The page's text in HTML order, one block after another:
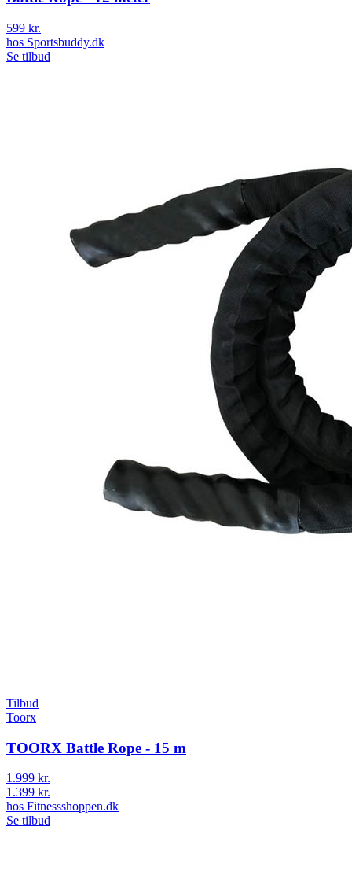
599 kr.
hos Sportsbuddy.dk
Se tilbud
Tilbud
Toorx
TOORX Battle Rope - 15 m
1.999 kr.
1.399 kr.
hos Fitnessshoppen.dk
Se tilbud